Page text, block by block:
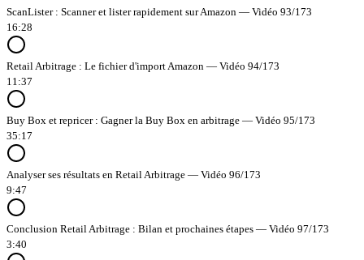
ScanLister : Scanner et lister rapidement sur Amazon — Vidéo 93/173
16:28
Retail Arbitrage : Le fichier d'import Amazon — Vidéo 94/173
11:37
Buy Box et repricer : Gagner la Buy Box en arbitrage — Vidéo 95/173
35:17
Analyser ses résultats en Retail Arbitrage — Vidéo 96/173
9:47
Conclusion Retail Arbitrage : Bilan et prochaines étapes — Vidéo 97/173
3:40